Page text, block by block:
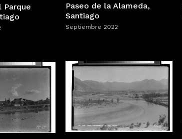
Parque
Paseo de la Alameda,
Santiago
Septiembre 2022